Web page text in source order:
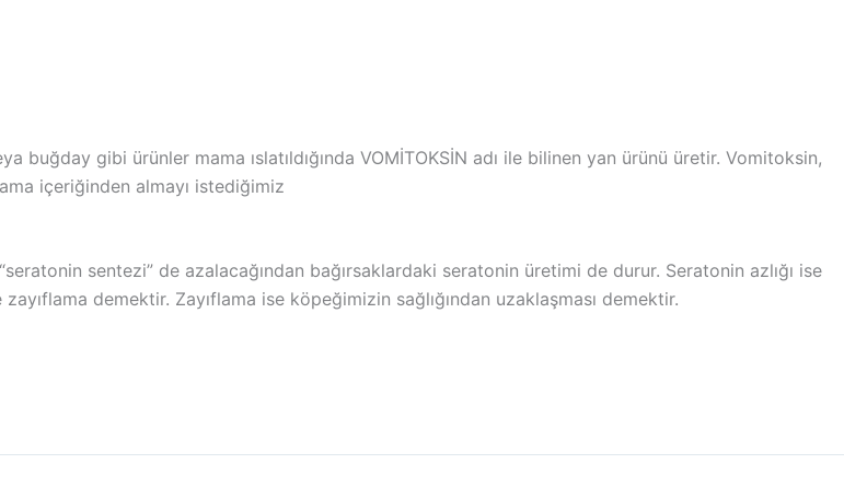
buğday gibi ürünler mama ıslatıldığında VOMİTOKSİN adı ile bilinen yan ürünü üretir. Vomitoksin,
içeriğinden almayı istediğimiz
sentezi” de azalacağından bağırsaklardaki seratonin üretimi de durur. Seratonin azlığı ise
zayıflama demektir. Zayıflama ise köpeğimizin sağlığından uzaklaşması demektir.